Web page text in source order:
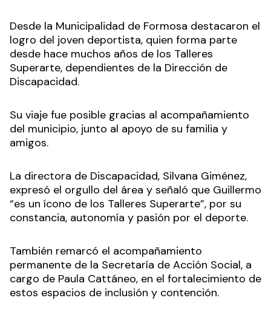
Desde la Municipalidad de Formosa destacaron el
logro del joven deportista, quien forma parte
desde hace muchos años de los Talleres
Superarte, dependientes de la Dirección de
Discapacidad.
Su viaje fue posible gracias al acompañamiento
del municipio, junto al apoyo de su familia y
amigos.
La directora de Discapacidad, Silvana Giménez,
expresó el orgullo del área y señaló que Guillermo
“es un ícono de los Talleres Superarte”, por su
constancia, autonomía y pasión por el deporte.
También remarcó el acompañamiento
permanente de la Secretaría de Acción Social, a
cargo de Paula Cattáneo, en el fortalecimiento de
estos espacios de inclusión y contención.